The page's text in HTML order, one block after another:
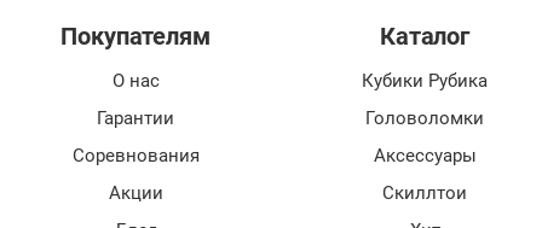
Покупателям
О нас
Гарантии
Соревнования
Акции
Каталог
Кубики Рубика
Головоломки
Аксессуары
Скиллтои